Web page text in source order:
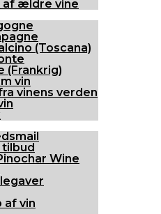
af ældre vine
(Toscana)
(Frankrig)
vin
vinens verden
Wine
af vin